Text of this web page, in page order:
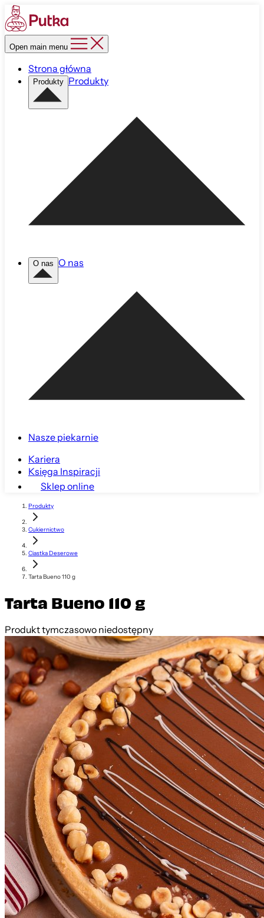
Open main menu
Strona główna
Produkty Produkty
O nas O nas
Nasze piekarnie
Kariera
Księga Inspiracji
Sklep online
Produkty
Cukiernictwo
Ciastka Deserowe
Tarta Bueno 110 g
Tarta Bueno 110 g
Produkt tymczasowo niedostępny